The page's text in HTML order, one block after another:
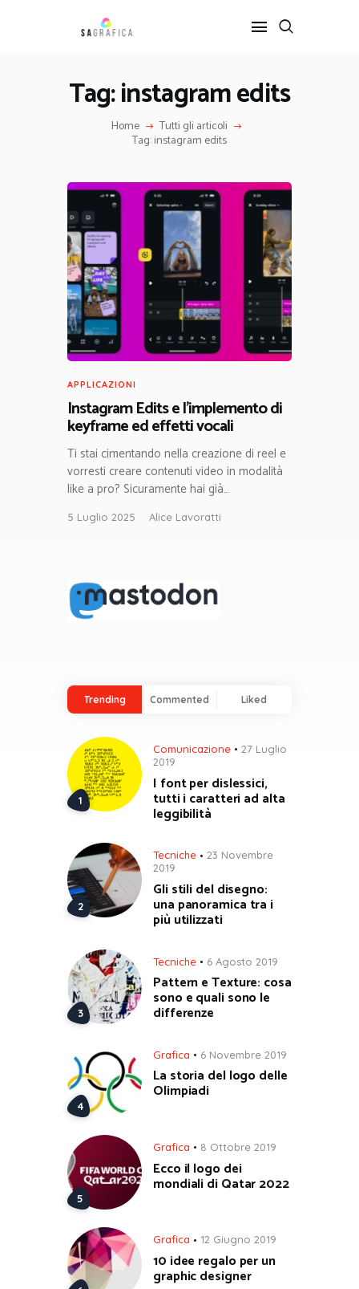
Tag: instagram edits
Home Tutti gli articoli
Tag: instagram edits
HOME
GRAFICA
INTERIOR DESIGN
SERVIZI
CONTATTI
APPLICAZIONI
Instagram Edits e l’implemento di
keyframe ed effetti vocali
Ti stai cimentando nella creazione di reel e
vorresti creare contenuti video in modalità
like a pro? Sicuramente hai già…
5 Luglio 2025 Alice Lavoratti
Trending Commented Liked
Comunicazione
27 Luglio
2019
I font per dislessici,
tutti i caratteri ad alta
leggibilità
Tecniche
23 Novembre
2019
Gli stili del disegno:
una panoramica tra i
più utilizzati
Tecniche 6 Agosto 2019
Pattern e Texture: cosa
sono e quali sono le
differenze
Grafica 6 Novembre 2019
La storia del logo delle
Olimpiadi
Grafica 8 Ottobre 2019
Ecco il logo dei
mondiali di Qatar 2022
Grafica 12 Giugno 2019
10 idee regalo per un
graphic designer